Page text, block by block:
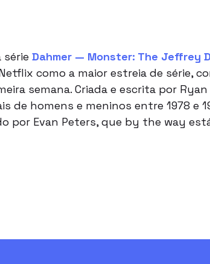
Dahmer — Monster: The Jeffrey
como a maior estreia de série,
semana. Criada e escrita por
de homens e meninos entre 1978 e
por Evan Peters, que by the way